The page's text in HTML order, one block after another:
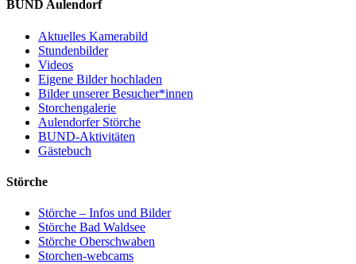
BUND Aulendorf
Aktuelles Kamerabild
Stundenbilder
Videos
Eigene Bilder hochladen
Bilder unserer Besucher*innen
Storchengalerie
Aulendorfer Störche
BUND-Aktivitäten
Gästebuch
Störche
Störche – Infos und Bilder
Störche Bad Waldsee
Störche Oberschwaben
Storchen-webcams